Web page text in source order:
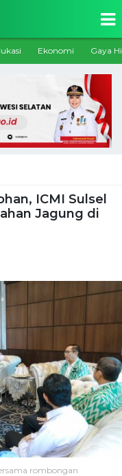
Ekonomi Gaya
ICMI Sulsel
Jagung di
rombongan